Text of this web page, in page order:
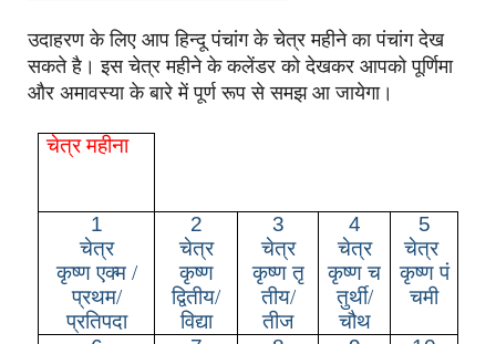
उदाहरण के लिए आप हिन्दू पंचांग के चेत्र महीने का पंचांग देख
सकते है। इस चेत्र महीने के कलेंडर को देखकर आपको पूर्णिमा
और अमावस्या के बारे में पूर्ण रूप से समझ आ जायेगा।
चेत्र महीना
1
चेत्र
कृष्णएक्म /
प्रथम/
प्रतिपदा
2
चेत्र
कृष्ण
द्वितीय/
विद्या
3
चेत्र
कृष्णतृ
तीय/
तीज
4
चेत्र
कृष्णच
तुर्थी/
चौथ
5
चेत्र
कृष्णपं
चमी